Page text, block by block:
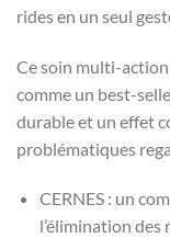
rides en un seul
Ce soin multi-action
comme un best-
durable et un effet
problématiques
CERNES : un
l’élimination